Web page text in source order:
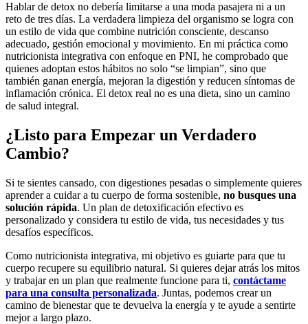
Hablar de detox no debería limitarse a una moda pasajera ni a un
reto de tres días. La verdadera limpieza del organismo se logra con
un estilo de vida que combine nutrición consciente, descanso
adecuado, gestión emocional y movimiento. En mi práctica como
nutricionista integrativa con enfoque en PNI, he comprobado que
quienes adoptan estos hábitos no solo “se limpian”, sino que
también ganan energía, mejoran la digestión y reducen síntomas de
inflamación crónica. El detox real no es una dieta, sino un camino
de salud integral.
¿Listo para Empezar un Verdadero
Cambio?
Si te sientes cansado, con digestiones pesadas o simplemente quieres
aprender a cuidar a tu cuerpo de forma sostenible, no busques una
solución rápida. Un plan de detoxificación efectivo es
personalizado y considera tu estilo de vida, tus necesidades y tus
desafíos específicos.
Como nutricionista integrativa, mi objetivo es guiarte para que tu
cuerpo recupere su equilibrio natural. Si quieres dejar atrás los mitos
y trabajar en un plan que realmente funcione para ti, contáctame
para una consulta personalizada. Juntas, podemos crear un
camino de bienestar que te devuelva la energía y te ayude a sentirte
mejor a largo plazo.